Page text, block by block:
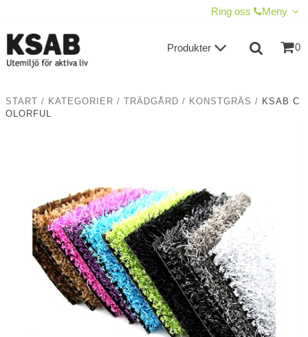
Ring oss Meny
0
Produkter
START / KATEGORIER / TRÄDGÅRD / KONSTGRÄS / KSAB C
OLORFUL
TILL KASSAN